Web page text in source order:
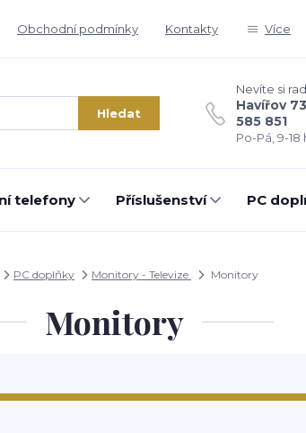
Obchodní podmínky Kontakty Více
Hledat
Nevíte si
Havířov
585 851
Po-Pá, 9-18
telefony Příslušenství PC
PC doplňky Monitory - Televize Monitory
Monitory